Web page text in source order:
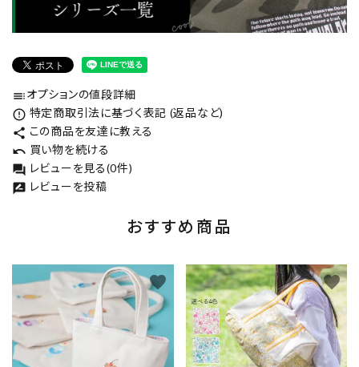
tocオプションの値段詳細
error_outline 特定商取引法に基づく表記 (返品など)
share この商品を友達に教える
undo 買い物を続ける
forum レビューを見る(0件)
rate_review レビューを投稿
おすすめ商品
favorite favorite